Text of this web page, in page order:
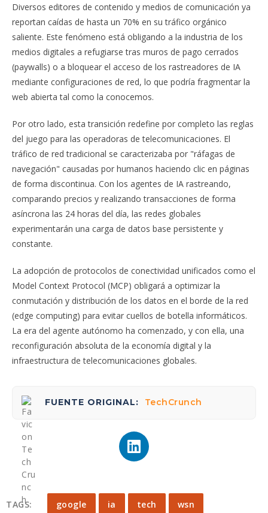
Diversos editores de contenido y medios de comunicación ya
reportan caídas de hasta un 70% en su tráfico orgánico
saliente. Este fenómeno está obligando a la industria de los
medios digitales a refugiarse tras muros de pago cerrados
(paywalls) o a bloquear el acceso de los rastreadores de IA
mediante configuraciones de red, lo que podría fragmentar la
web abierta tal como la conocemos.
Por otro lado, esta transición redefine por completo las reglas
del juego para las operadoras de telecomunicaciones. El
tráfico de red tradicional se caracterizaba por "ráfagas de
navegación" causadas por humanos haciendo clic en páginas
de forma discontinua. Con los agentes de IA rastreando,
comparando precios y realizando transacciones de forma
asíncrona las 24 horas del día, las redes globales
experimentarán una carga de datos base persistente y
constante.
La adopción de protocolos de conectividad unificados como el
Model Context Protocol (MCP) obligará a optimizar la
conmutación y distribución de los datos en el borde de la red
(edge computing) para evitar cuellos de botella informáticos.
La era del agente autónomo ha comenzado, y con ella, una
reconfiguración absoluta de la economía digital y la
infraestructura de telecomunicaciones globales.
FUENTE ORIGINAL: TechCrunch
TAGS: google ia tech wsn